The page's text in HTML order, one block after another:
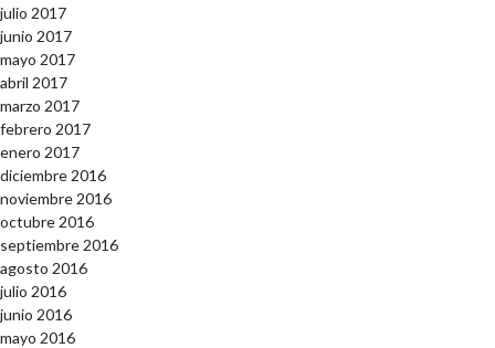
julio 2017
junio 2017
mayo 2017
abril 2017
marzo 2017
febrero 2017
enero 2017
diciembre 2016
noviembre 2016
octubre 2016
septiembre 2016
agosto 2016
julio 2016
junio 2016
mayo 2016